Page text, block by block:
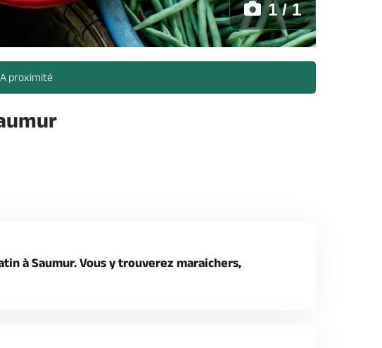
1 / 1
A proximité
à Saumur. Vous y trouverez maraichers,